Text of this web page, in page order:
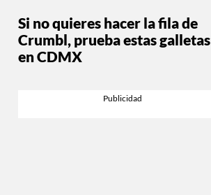
Si no quieres hacer la fila de
Crumbl, prueba estas galletas
en CDMX